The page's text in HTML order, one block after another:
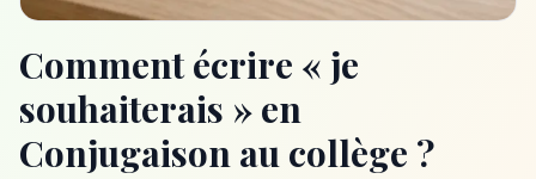
Comment écrire « je
souhaiterais » en
Conjugaison au collège ?